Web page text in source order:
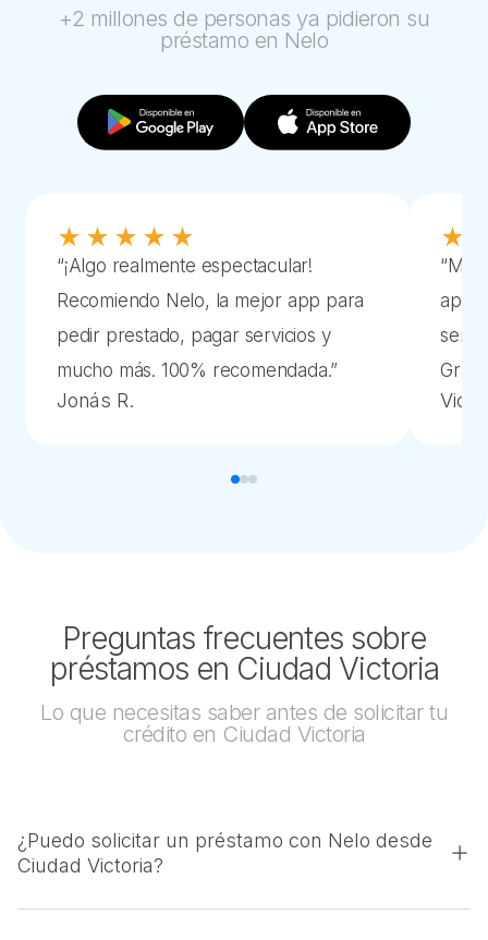
+2 millones de personas ya pidieron su
préstamo en Nelo
★★★★★
“¡Algo realmente espectacular!
Recomiendo Nelo, la mejor app para
pedir prestado, pagar servicios y
mucho más. 100% recomendada.”
Jonás R.
“Me
Preguntas frecuentes sobre
préstamos en Ciudad Victoria
Lo que necesitas saber antes de solicitar tu
crédito en Ciudad Victoria
¿Puedo solicitar un préstamo con Nelo desde
Ciudad Victoria?